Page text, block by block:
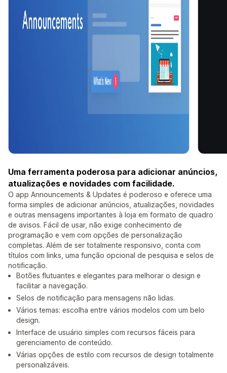
Uma ferramenta poderosa para adicionar anúncios,
atualizações e novidades com facilidade.
O app Announcements & Updates é poderoso e oferece uma
forma simples de adicionar anúncios, atualizações, novidades
e outras mensagens importantes à loja em formato de quadro
de avisos. Fácil de usar, não exige conhecimento de
programação e vem com opções de personalização
completas. Além de ser totalmente responsivo, conta com
títulos com links, uma função opcional de pesquisa e selos de
notificação.
Botões flutuantes e elegantes para melhorar o design e
facilitar a navegação.
Selos de notificação para mensagens não lidas.
Vários temas: escolha entre vários modelos com um belo
design.
Interface de usuário simples com recursos fáceis para
gerenciamento de conteúdo.
Várias opções de estilo com recursos de design totalmente
personalizáveis.